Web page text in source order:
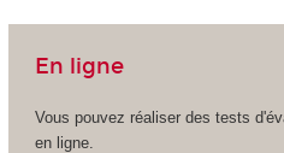
En ligne
Vous pouvez réaliser des tests
en ligne.